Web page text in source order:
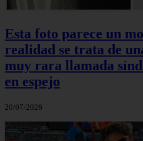
Esta foto parece un
realidad se trata de
muy rara llamada
en espejo
20/07/2026